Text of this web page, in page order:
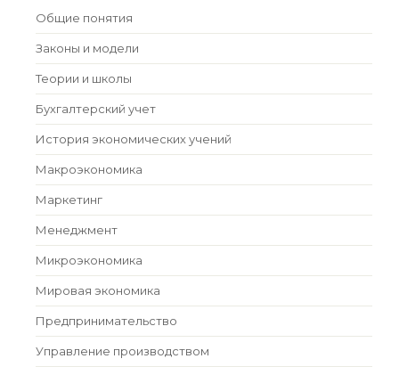
Общие понятия
Законы и модели
Теории и школы
Бухгалтерский учет
История экономических учений
Макроэкономика
Маркетинг
Менеджмент
Микроэкономика
Мировая экономика
Предпринимательство
Управление производством